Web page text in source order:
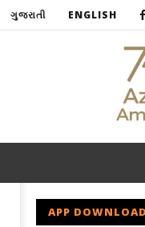
ગુજરાતી ENGLISH
APP DOWNLOAD